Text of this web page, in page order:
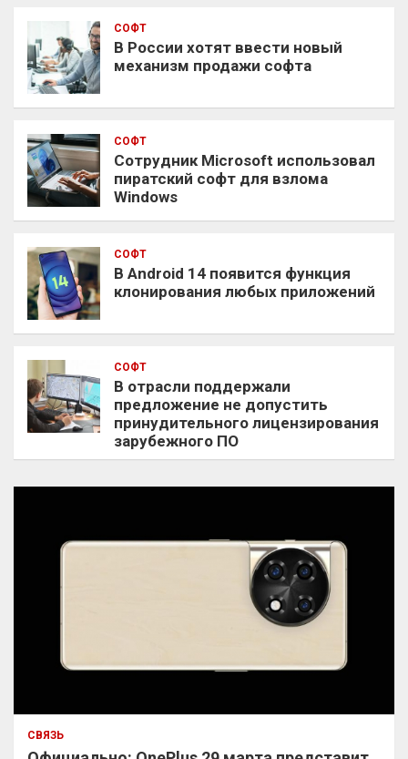
СОФТ
В России хотят ввести новый
механизм продажи софта
СОФТ
Сотрудник Microsoft использовал
пиратский софт для взлома
Windows
СОФТ
В Android 14 появится функция
клонирования любых приложений
СОФТ
В отрасли поддержали
предложение не допустить
принудительного лицензирования
зарубежного ПО
СВЯЗЬ